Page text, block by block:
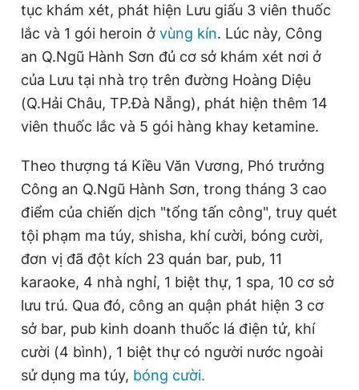
tục khám xét, phát hiện Lưu giấu 3 viên thuốc
lắc và 1 gói heroin ở vùng kín. Lúc này, Công
an Q.Ngũ Hành Sơn đủ cơ sở khám xét nơi ở
của Lưu tại nhà trọ trên đường Hoàng Diệu
(Q.Hải Châu, TP.Đà Nẵng), phát hiện thêm 14
viên thuốc lắc và 5 gói hàng khay ketamine.
Theo thượng tá Kiều Văn Vương, Phó trưởng
Công an Q.Ngũ Hành Sơn, trong tháng 3 cao
điểm của chiến dịch "tổng tấn công", truy quét
tội phạm ma túy, shisha, khí cười, bóng cười,
đơn vị đã đột kích 23 quán bar, pub, 11
karaoke, 4 nhà nghỉ, 1 biệt thự, 1 spa, 10 cơ sở
lưu trú. Qua đó, công an quận phát hiện 3 cơ
sở bar, pub kinh doanh thuốc lá điện tử, khí
cười (4 bình), 1 biệt thự có người nước ngoài
sử dụng ma túy, bóng cười.